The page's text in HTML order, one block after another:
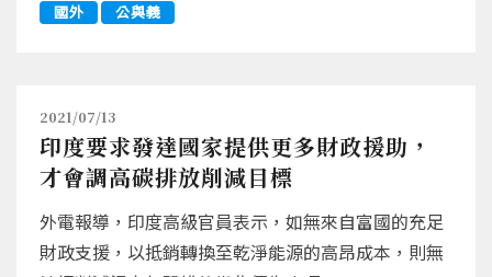
國外 公與義
2021/07/13
印度要求發達國家提供更多財政援助，
才會調高碳排放削減目標
外電報導，印度高級官員表示，如無來自富國的充足
財政支援，以抵銷轉換至乾淨能源的高昂成本，則無